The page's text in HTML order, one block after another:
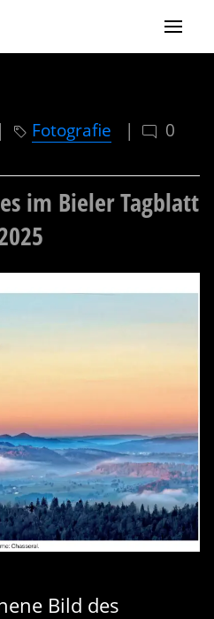
Fotografie |
0
im Bieler Tagblatt
Bild des